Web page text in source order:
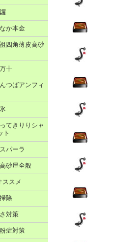
か本金
四角薄皮高砂
十
つばアンフィ
てきりりシャ
ト
パーラ
砂屋全般
ススメ
除
対策
症対策